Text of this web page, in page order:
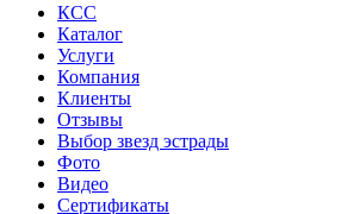
КСС
Каталог
Услуги
Компания
Клиенты
Oтзывы
Выбор звезд эстрады
Фото
Видео
Сертификаты